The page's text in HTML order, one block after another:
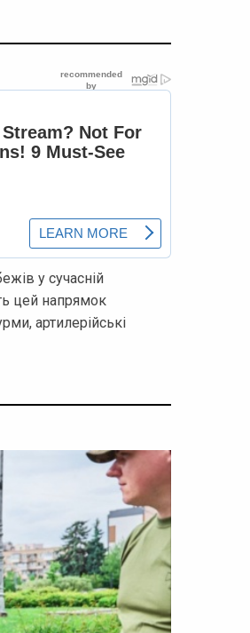
у сучасній
цей напрямок
артилерійські